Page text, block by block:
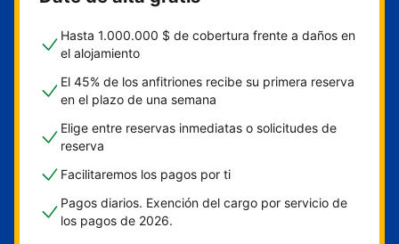
Hasta 1.000.000 $ de cobertura frente a daños en
el alojamiento
El 45% de los anfitriones recibe su primera reserva
en el plazo de una semana
Elige entre reservas inmediatas o solicitudes de
reserva
Facilitaremos los pagos por ti
Pagos diarios. Exención del cargo por servicio de
los pagos de 2026.